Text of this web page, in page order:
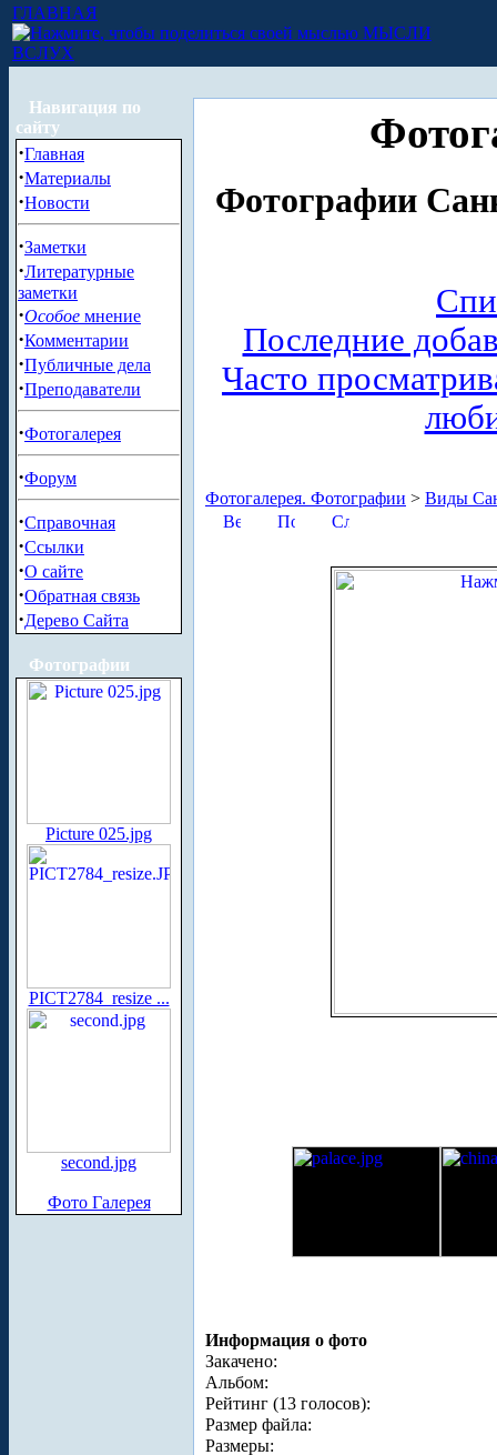
ГЛАВНАЯ
МЫСЛИ
ВСЛУХ
Навигация по
сайту
·Главная
·Материалы
·Новости
·Заметки
·Литературные
заметки
·Особое мнение
·Комментарии
·Публичные дела
·Преподаватели
·Фотогалерея
·Форум
·Справочная
·Ссылки
·О сайте
·Обратная связь
·Дерево Сайта
Фотографии
Picture 025.jpg
PICT2784_resize ...
second.jpg
Фото Галерея
Фотографии
Последние
Часто
Фотогалерея. Фотографии > Виды
Информация о фото
Закачено:
Альбом:
Рейтинг (13 голосов):
Размер файла:
Размеры: